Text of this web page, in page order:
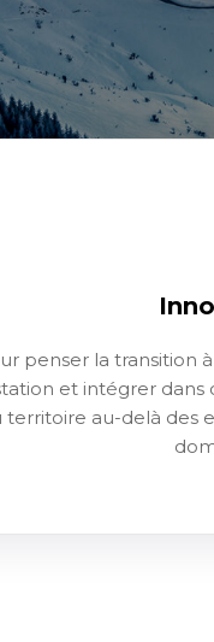
penser la transition
et intégrer
territoire au-delà des